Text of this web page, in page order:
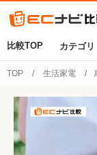
比較TOP カテゴリ
TOP 生活家電